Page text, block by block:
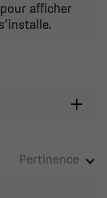
afficher
Pertinence